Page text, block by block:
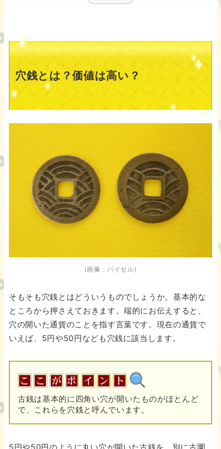
穴銭とは？価値は高い？
(画像：バイセル)
そもそも穴銭とはどういうものでしょうか。基本的な
ところから押さえておきます。端的にお伝えすると、
穴の開いた通貨のことを指す言葉です。現在の通貨で
いえば、5円や50円なども穴銭に該当します。
古銭は基本的に四角い穴が開いたものがほとんど
で、これらを穴銭と呼んでいます。
5円や50円のように丸い穴が開いた古銭を、別に古圜